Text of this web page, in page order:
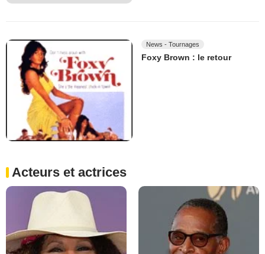
News - Tournages
Foxy Brown : le retour
Acteurs et actrices